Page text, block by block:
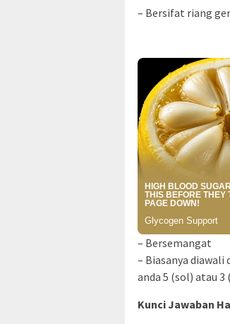
– Bersifat riang
– Bersemangat
– Biasanya
anda 5 (sol) atau 3
Kunci Jawaban